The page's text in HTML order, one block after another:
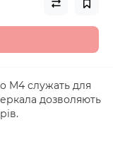
M4 служать для
дозволяють